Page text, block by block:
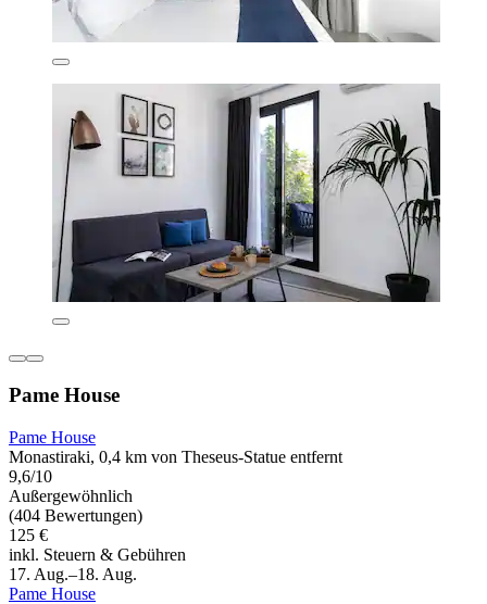
Pame House
Pame House
Monastiraki, 0,4 km von Theseus-Statue entfernt
9,6/10
Außergewöhnlich
(404 Bewertungen)
125 €
inkl. Steuern & Gebühren
17. Aug.–18. Aug.
Pame House